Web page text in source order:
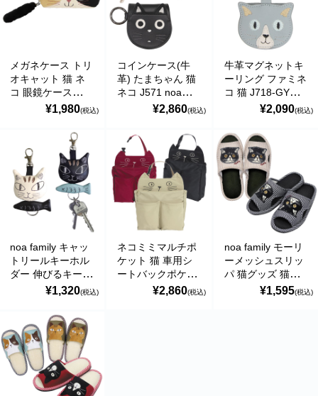
メガネケース トリ
オキャット 猫 ネ
コ 眼鏡ケース
J537 noa¥1,980(税込)
コインケース(牛
革) たまちゃん 猫
ネコ J571 noa
family(ノアファミ
¥2,860(税込)
牛革マグネットキ
ーリング ファミネ
コ 猫 J718-GY
noa family(ノアフ
¥2,090(税込)
noa family キャッ
トリールキーホル
ダー 伸びるキーリ
ング 猫グッズ 猫
ノアファミリー
J226
¥1,320(税込)
ネコミミマルチポ
ケット 猫 車用シ
ートバックポケッ
ト バッグインバッ
¥2,860(税込)
noa family モーリ
ーメッシュスリッ
パ 猫グッズ 猫モ
チーフ ネコ柄 ノ
¥1,595(税込)
の偽のEメールが届くというお問い合わせが多数寄せられていま
す。当店で注文をしていないのにこのようなメールが届くなど、身
に覚えのない場合は、メールを開いたり、メール内のリンクをタッ
プしたり絶対にしないようご注意ください。なお、ご不明の場合
は、弊社またはヤマト運輸に直接お問い合わせください。〔 2024
年10月31日(木)〕
**夏期休業日のお知らせ**
2024年8月14日(水)および8月15日(木)は
ら8月16日(金)14:00の間のご注文分の発送は、8月16日(金)となりま
す。ご了承のほどお願い申し上げます。
■Amaricoドッグフード グレインフリー成犬用（レッド）とグレイ
ンフリー成犬～シニア犬用（ゴールド）が新入荷しました。
Amaricoドッグフード
ステイロイヤル グレインフリー ドッグフード
が新たに追加入荷い
たしました。
輸送遅延のため入荷が遅れておりました。まことに申し訳ございま
せんでした。